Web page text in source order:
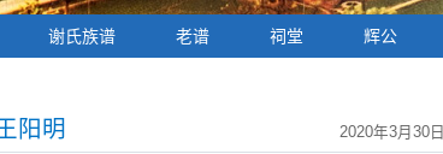
谢氏族谱 老谱 祠堂 辉公
2020年3月30日
阳明